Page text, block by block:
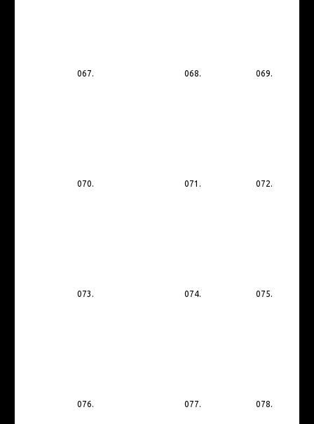
067. 068. 069.
070. 071. 072.
073. 074. 075.
076. 077. 078.